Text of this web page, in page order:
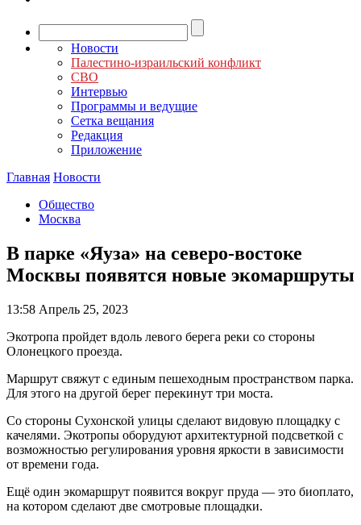
Новости
Палестино-израильский конфликт
СВО
Интервью
Программы и ведущие
Сетка вещания
Редакция
Приложение
Главная Новости
Общество
Москва
В парке «Яуза» на северо-востоке
Москвы появятся новые экомаршруты
13:58 Апрель 25, 2023
Экотропа пройдет вдоль левого берега реки со стороны
Олонецкого проезда.
Маршрут свяжут с единым пешеходным пространством парка.
Для этого на другой берег перекинут три моста.
Со стороны Сухонской улицы сделают видовую площадку с
качелями. Экотропы оборудуют архитектурной подсветкой с
возможностью регулирования уровня яркости в зависимости
от времени года.
Ещё один экомаршрут появится вокруг пруда — это биоплато,
на котором сделают две смотровые площадки.